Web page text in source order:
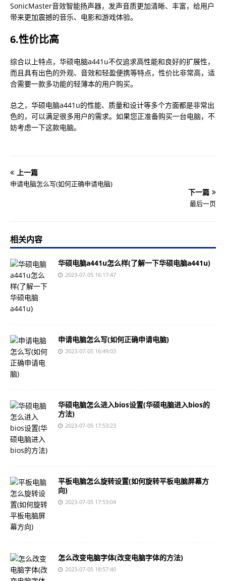
SonicMaster音效智能扬声器，发声音质更加清晰、丰富，给用户
带来更加震撼的音乐、电影和游戏体验。
6.性价比高
综合以上特点，华硕电脑a441u不仅追求高性能和良好的扩展性，
而且具有出色的外观、音效和轻盈便携等特点，性价比非常高，适
合需要一款多功能的轻薄本的用户购买。
总之，华硕电脑a441u的性能、质量和设计等多个方面都是非常出
色的，可以满足很多用户的需求。如果您正准备购买一台电脑，不
妨考虑一下这款电脑。
上一篇
申请电脑怎么写(如何正确申请电脑)
下一篇
最后一页
相关内容
华硕电脑a441u怎么样(了解一下华硕电脑a441u)
2023-07-05 16:17:47
申请电脑怎么写(如何正确申请电脑)
2023-07-05 16:49:03
华硕电脑怎么进入bios设置(华硕电脑进入bios的
方法)
2023-07-05 17:53:23
平板电脑怎么旋转设置(如何旋转平板电脑屏幕方
向)
2023-07-05 17:53:04
怎么改变电脑字体(改变电脑字体的方法)
2023-07-05 18:57:40